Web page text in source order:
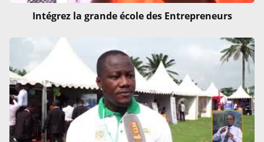
Intégrez la grande école des Entrepreneurs